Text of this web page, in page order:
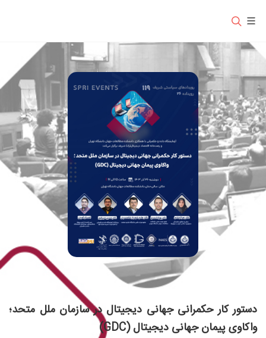
دستور کار حکمرانی جهانی دیجیتال در سازمان ملل متحد؛
واکاوی پیمان جهانی دیجیتال (GDC)